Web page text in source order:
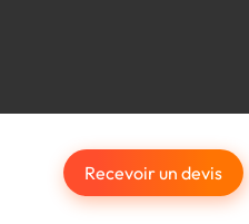
Recevoir un devis